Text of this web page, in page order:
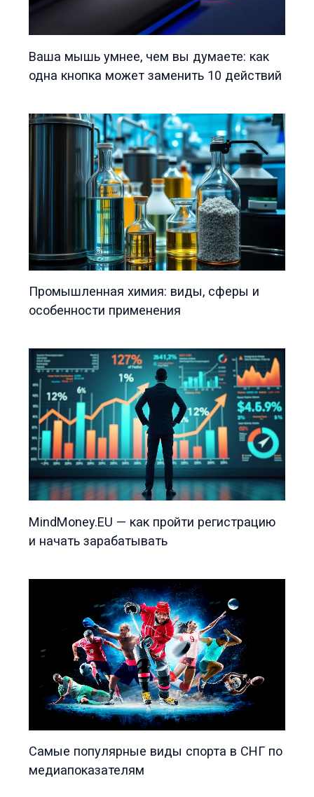
Ваша мышь умнее, чем вы думаете: как
одна кнопка может заменить 10 действий
Промышленная химия: виды, сферы и
особенности применения
MindMoney.EU — как пройти регистрацию
и начать зарабатывать
Самые популярные виды спорта в СНГ по
медиапоказателям